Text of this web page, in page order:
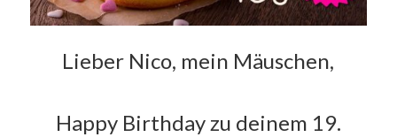
Lieber Nico, mein Mäuschen,
Happy Birthday zu deinem 19.